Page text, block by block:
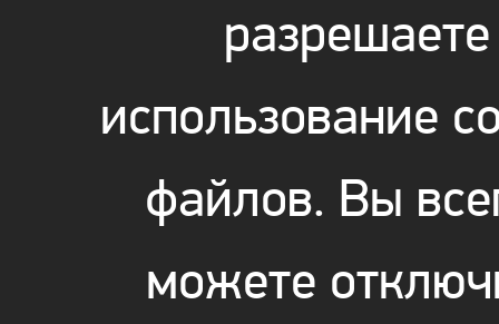
разрешаете
использование
файлов. Вы
можете